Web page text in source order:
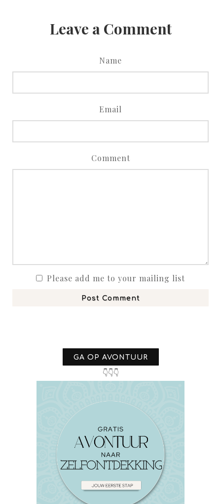
Leave a Comment
Name
Email
Comment
Please add me to your mailing list
Post Comment
GA OP AVONTUUR
👇👇👇